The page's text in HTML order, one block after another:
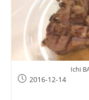
Ichi
2016-12-14